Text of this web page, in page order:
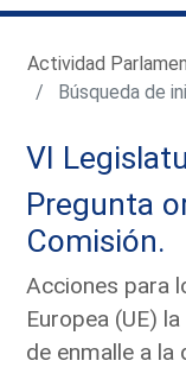
Actividad
Búsqueda de
VI
Pregunta
Comisión.
Acciones para
Europea (UE)
de enmalle a